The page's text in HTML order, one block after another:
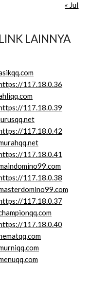
« Jul
LINK LAINNYA
117.18.0.36
117.18.0.39
117.18.0.42
117.18.0.41
117.18.0.38
117.18.0.37
117.18.0.40